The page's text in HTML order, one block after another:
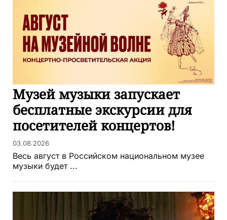
Музей музыки запускает
бесплатные экскурсии для
посетителей концертов!
03.08.2026
Весь август в Российском национальном музее
музыки будет ...